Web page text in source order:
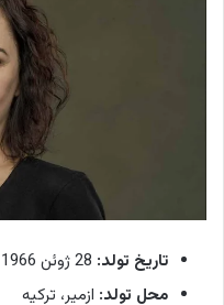
تاریخ تولد:
محل تولد: ازمیر، ترکیه